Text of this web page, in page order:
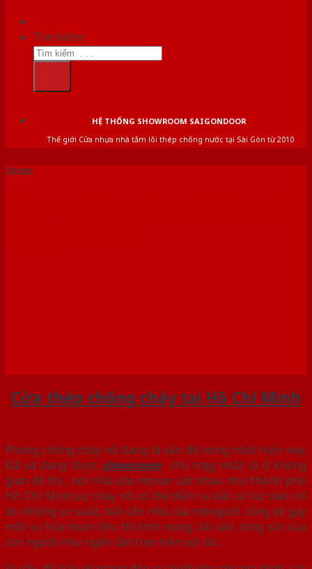
Tìm kiếm:
HỆ THỐNG SHOWROOM SAIGONDOOR
Thế giới Cửa nhựa nhà tắm lõi thép chống nước tại Sài Gòn từ 2010
Tin tức
Cửa thép chống cháy tại Hồ Chí Minh
Phòng chống cháy nổ đang là vấn đề nóng nhất hiện nay.
Đã và đang được showroomchú trọng nhất là ở không
gian đô thị , nơi nhà cửa mọc san sát nhau như thành phố
Hồ Chí Minh,sự cháy nổ có thể diễn ra bất cứ lúc nào chỉ
do những sơ suất, bất cẩn nhỏ của mọi người cũng sẽ gay
một vụ hỏa hoạn lớn, thì tính mạng ,tài sản ,công sức của
con người như ngàn cân treo trên sợi tóc.